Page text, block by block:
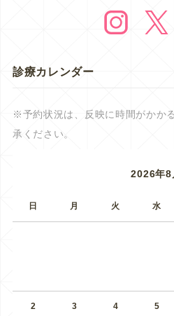
診療カレンダー
※予約状況は、反映に時間がかか
承ください。
2026年8
日 月 火 水
2 3 4 5